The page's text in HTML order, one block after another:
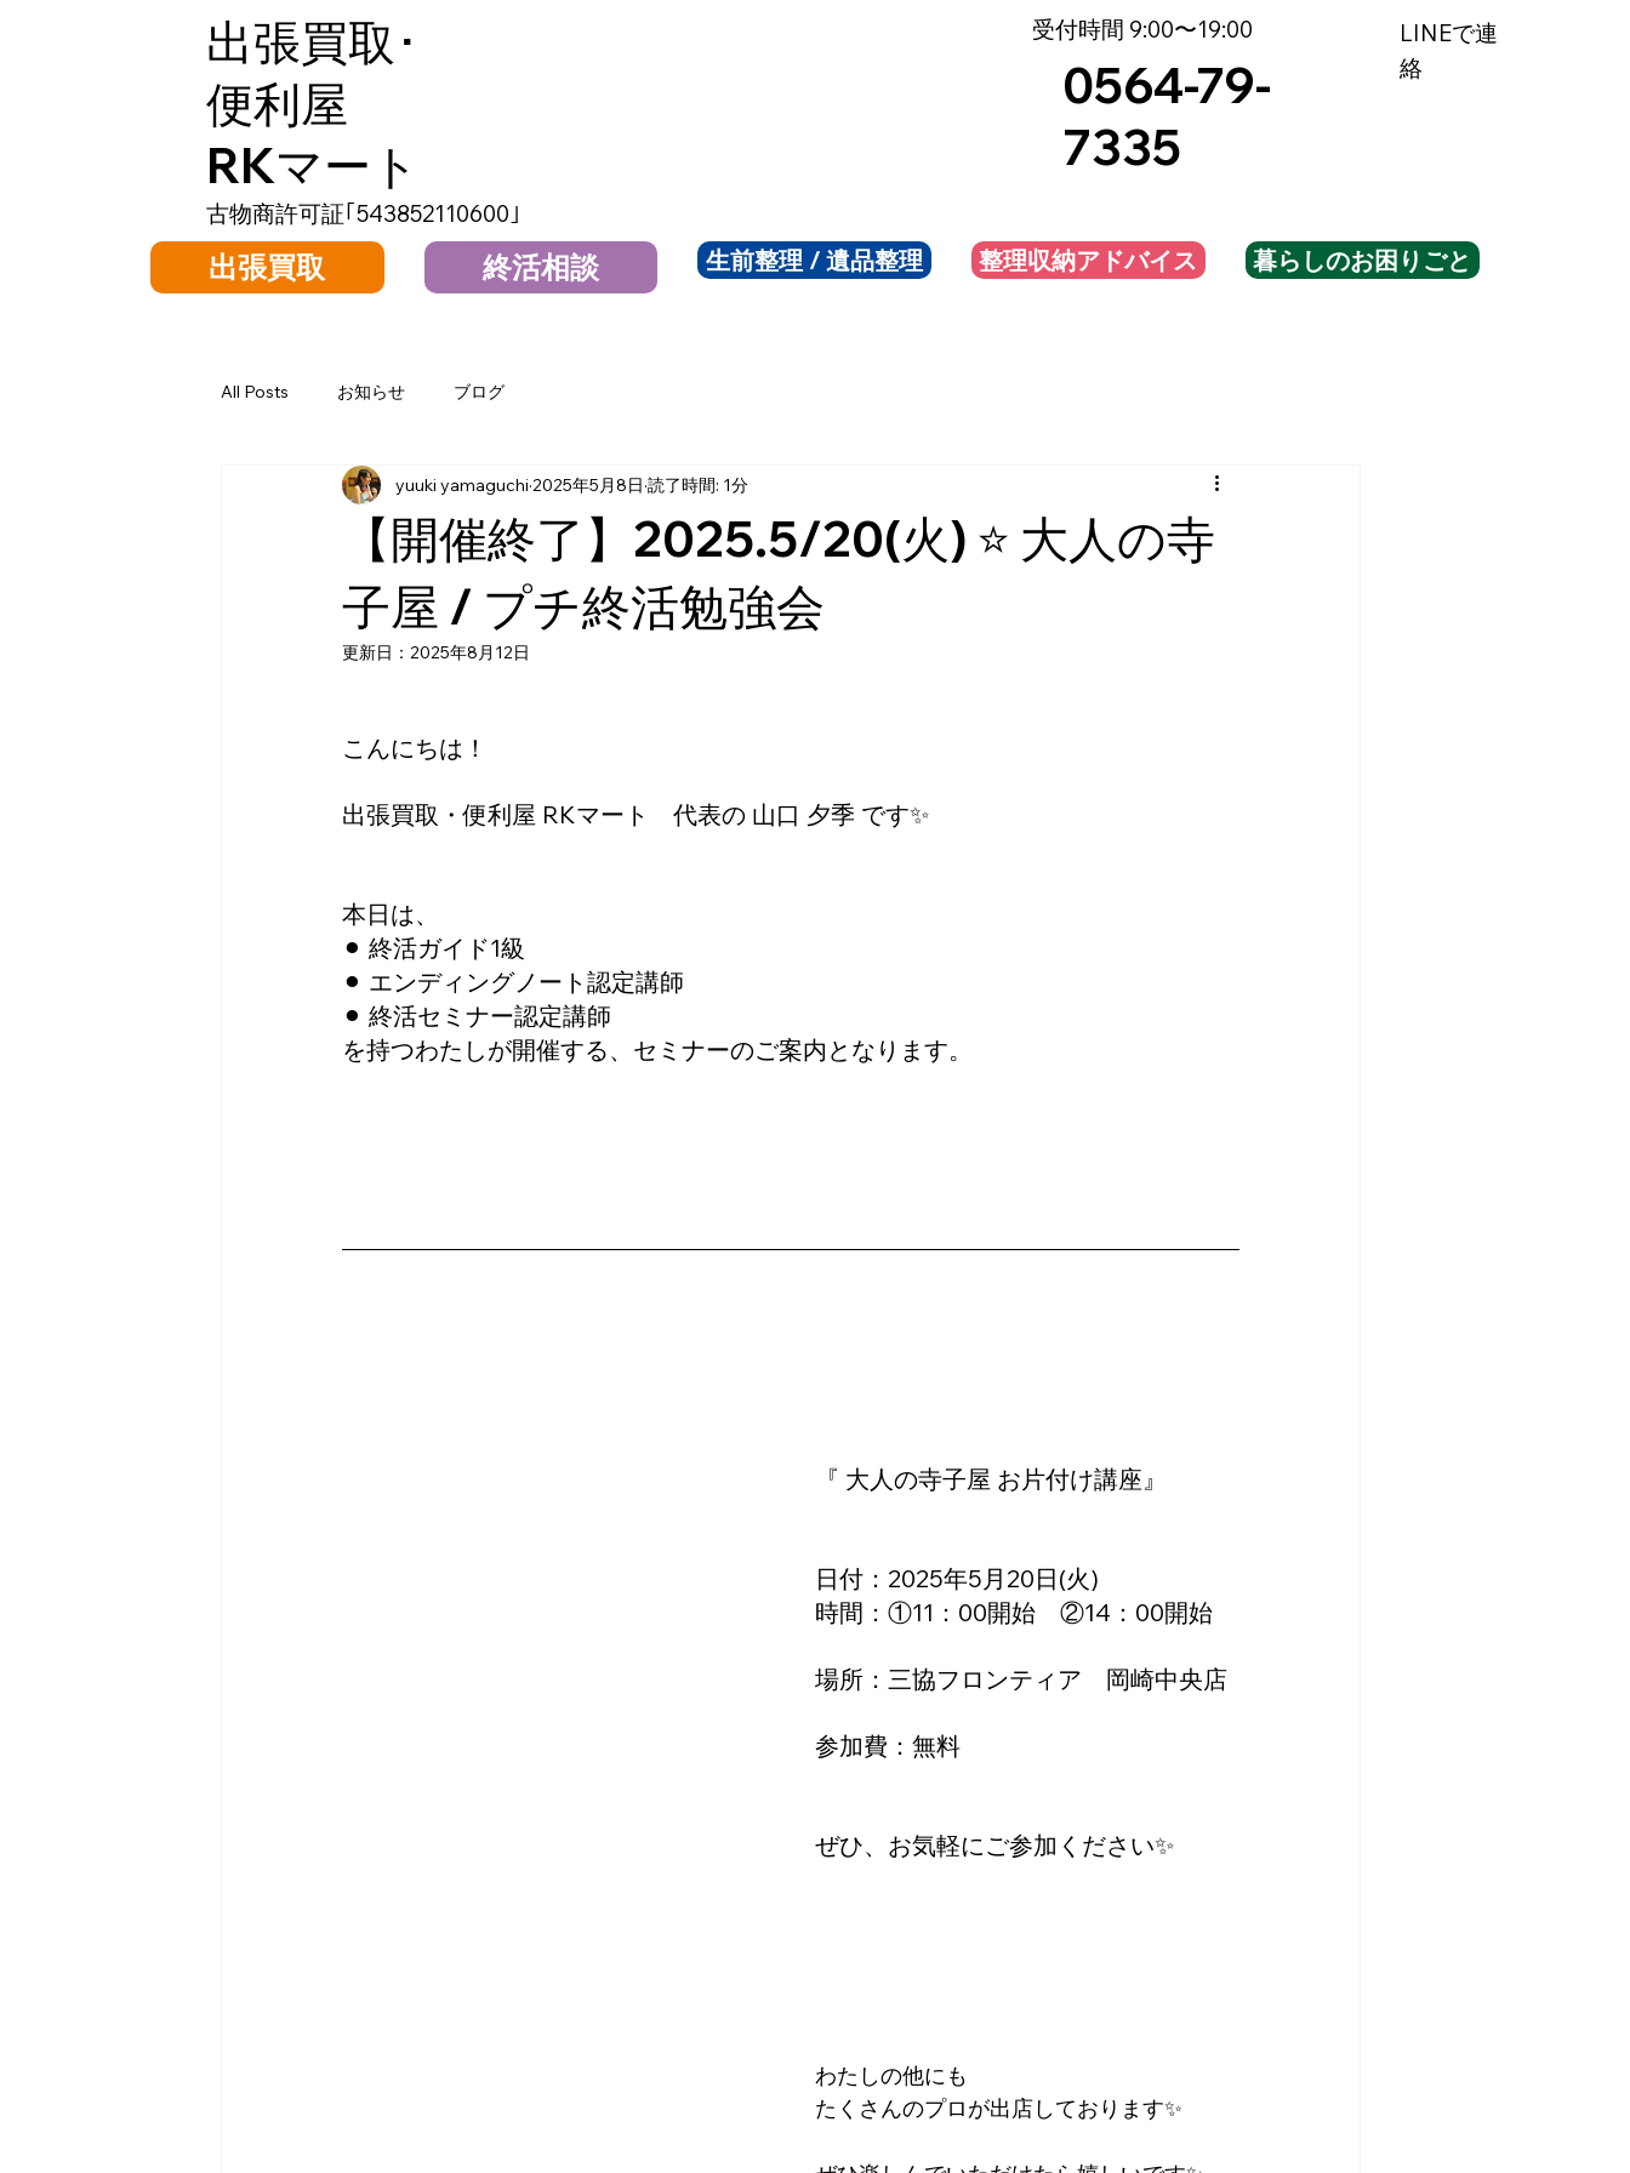
出張買取･
便利屋
RKマート
​古物商許可証｢543852110600 ｣
受付時間 9:00〜19:00
0564-79-
7335
LINEで連
絡
出張買取 終活相談 生前整理 / 遺品整理 整理収納アドバイス 暮らしのお困りごと
All Posts お知らせ ブログ
【開催終了】2025.5/20(火) ⭐️ 大人の寺
子屋 / プチ終活勉強会
yuuki yamaguchi 2025年5月8日 読了時間: 1分
更新日： 2025年8月12日
こんにちは！
出張買取・便利屋 RKマート　代表の 山口 夕季 です✨
本日は、
⚫︎ 終活ガイド1級
⚫︎ エンディングノート認定講師
⚫︎ 終活セミナー認定講師
を持つわたしが開催する、セミナーのご案内となります。
『 大人の寺子屋 お片付け講座』
日付：2025年5月20日(火)
時間：①11：00開始　②14：00開始
場所：三協フロンティア　岡崎中央店
参加費：無料
ぜひ、お気軽にご参加ください✨
わたしの他にも
たくさんのプロが出店しております✨